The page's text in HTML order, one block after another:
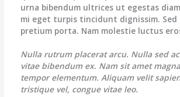
urna bibendum ultrices ut egestas
mi eget turpis tincidunt dignissim. Sed
pretium porta. Nam molestie luctus
Nulla rutrum placerat arcu. Nulla sed
vitae bibendum ex. Nam sit amet
tempor elementum. Aliquam velit
tristique vel, congue vitae leo.